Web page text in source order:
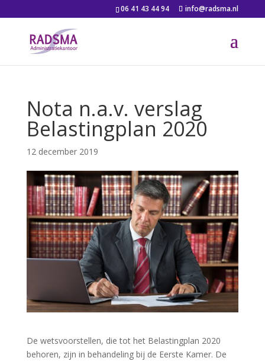
06 41 43 44 94 info@radsma.nl
Nota n.a.v. verslag
Belastingplan 2020
12 december 2019
De wetsvoorstellen, die tot het Belastingplan 2020
behoren, zijn in behandeling bij de Eerste Kamer. De